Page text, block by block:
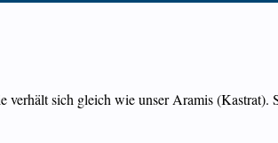
sich gleich wie unser Aramis (Kastrat).